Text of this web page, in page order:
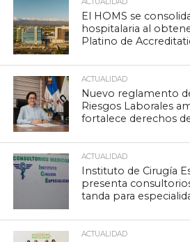
ACTUALIDAD
El HOMS se
hospitalaria al
Platino de
ACTUALIDAD
Nuevo reglamento
Riesgos Laborales
fortalece derechos
ACTUALIDAD
Instituto de Cirugía
presenta
tanda para
ACTUALIDAD